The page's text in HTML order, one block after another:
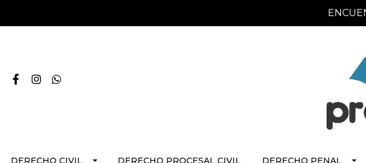
DERECHO CIVIL DERECHO PROCESAL CIVIL DERECHO PENAL